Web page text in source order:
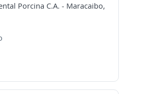
Porcina C.A. - Maracaibo,